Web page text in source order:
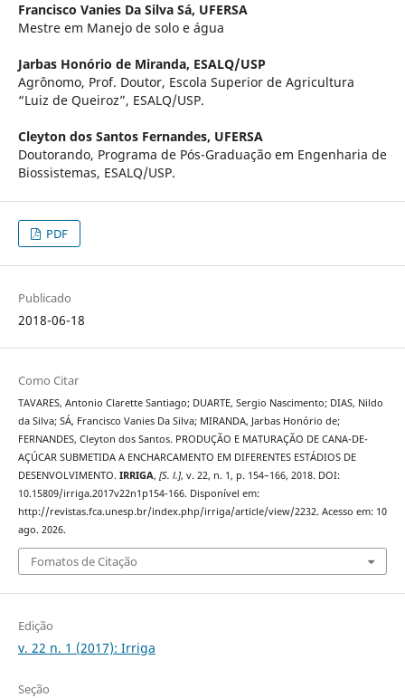
Francisco Vanies Da Silva Sá, UFERSA
Mestre em Manejo de solo e água
Jarbas Honório de Miranda, ESALQ/USP
Agrônomo, Prof. Doutor, Escola Superior de Agricultura
“Luiz de Queiroz”, ESALQ/USP.
Cleyton dos Santos Fernandes, UFERSA
Doutorando, Programa de Pós-Graduação em Engenharia de
Biossistemas, ESALQ/USP.
PDF
Publicado
2018-06-18
Como Citar
TAVARES, Antonio Clarette Santiago; DUARTE, Sergio Nascimento; DIAS, Nildo
da Silva; SÁ, Francisco Vanies Da Silva; MIRANDA, Jarbas Honório de;
FERNANDES, Cleyton dos Santos. PRODUÇÃO E MATURAÇÃO DE CANA-DE-
AÇÚCAR SUBMETIDA A ENCHARCAMENTO EM DIFERENTES ESTÁDIOS DE
DESENVOLVIMENTO. IRRIGA, [S. l.], v. 22, n. 1, p. 154–166, 2018. DOI:
10.15809/irriga.2017v22n1p154-166. Disponível em:
http://revistas.fca.unesp.br/index.php/irriga/article/view/2232. Acesso em: 10
ago. 2026.
Fomatos de Citação
Edição
v. 22 n. 1 (2017): Irriga
Seção